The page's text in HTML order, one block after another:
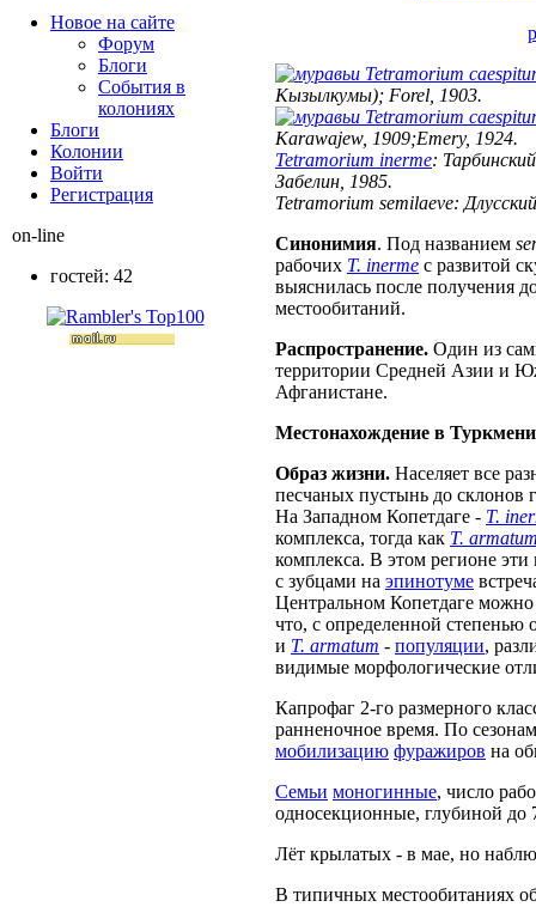
Tetramorium
Кызылкумы); Forel, 1903.
Tetramorium
Karawajew, 1909;Emery, 1924.
Tetramorium inerme:
Забелин, 1985.
Tetramorium semilaeve:
Синонимия. Под названием
рабочих T. inerme с развитой
выяснилась после получения
местообитаний.
Распространение. Один из
территории Средней Азии и
Афганистане.
Местонахождение в
Образ жизни. Населяет все
песчаных пустынь до склонов
На Западном Копетдаге - T.
комплекса, тогда как T.
комплекса. В этом регионе
с зубцами на эпинотуме
Центральном Копетдаге можно
что, с определенной
и T. armatum - популяции,
видимые морфологические
Капрофаг 2-го размерного
ранненочное время. По
мобилизацию фуражиров на
Семьи моногинные, число
односекционные, глубиной до
Лёт крылатых - в мае, но
В типичных местообитаниях
Новое на сайте
Форум
Блоги
События в
колониях
Блоги
Колонии
Войти
Peгиcтpaция
on-line
гостей: 42